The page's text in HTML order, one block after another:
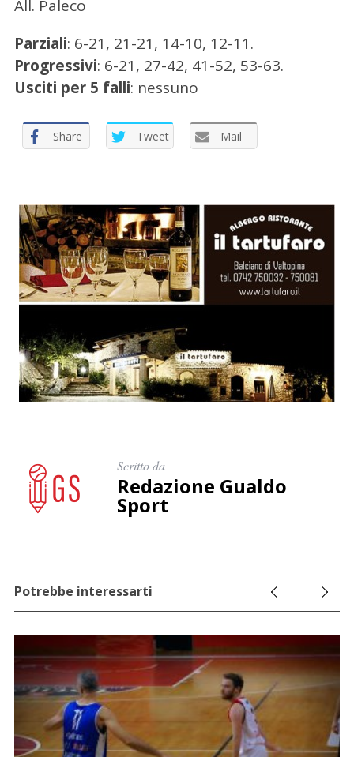
All. Paleco
Parziali: 6-21, 21-21, 14-10, 12-11.
Progressivi: 6-21, 27-42, 41-52, 53-63.
Usciti per 5 falli: nessuno
Share Tweet Mail
Scritto da
Redazione Gualdo
Sport
Potrebbe interessarti
e
: